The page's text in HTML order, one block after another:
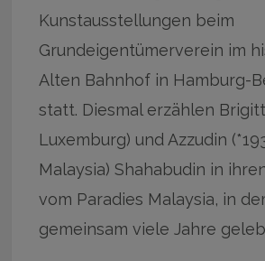
Kunstausstellungen beim
Grundeigentümerverein im
Alten Bahnhof in Hamburg-
statt. Diesmal erzählen
Luxemburg) und Azzudin
Malaysia) Shahabudin in
vom Paradies Malaysia, in
gemeinsam viele Jahre